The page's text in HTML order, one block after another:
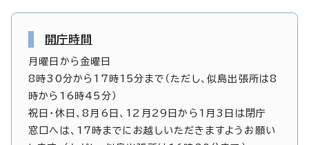
開庁時間
月曜日から金曜日
8時30分から17時15分まで（ただし、似島出張所は8
時から16時45分）
祝日・休日、8月6日、12月29日から1月3日は閉庁
窓口へは、17時までにお越しいただきますようお願い